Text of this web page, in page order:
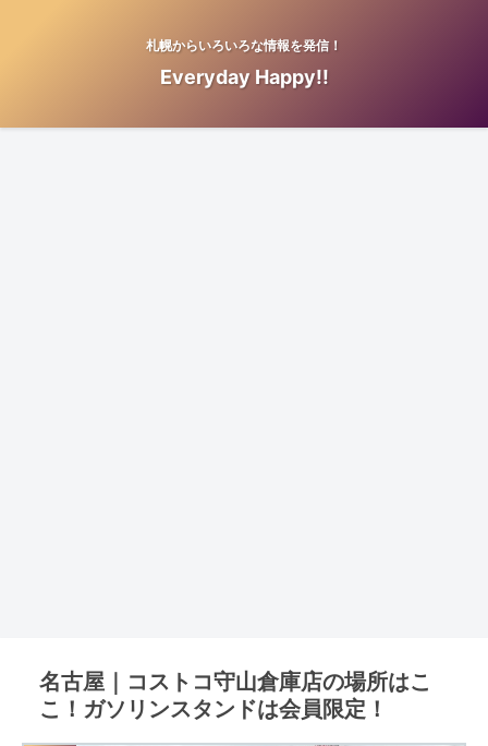
札幌からいろいろな情報を発信！
Everyday Happy!!
名古屋｜コストコ守山倉庫店の場所はこ
こ！ガソリンスタンドは会員限定！